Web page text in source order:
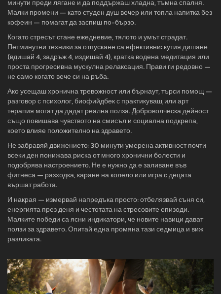
минути преди лягане и да поддържаш хладна, тъмна спалня.
Малки промени — като студен душ вечер или топла напитка без
кофеин — помагат да заспиш по-бързо.
Когато стресът стане ежедневие, тялото и умът страдат.
Петминутни техники за отпускане са ефективни: кутия дишане
(вдишай 4, задръж 4, издишай 4), кратка водена медитация или
проста прогресивна мускулна релаксация. Прави ги редовно —
не само когато вече си на ръба.
Ако усещаш хронична тревожност или бърнаут, търси помощ —
разговор с психолог, биофийдбек с практикуващ или арт
терапия могат да дадат реална полза. Доброволческа дейност
също повишава чувството на смисъл и социална подкрепа,
което влияе положително на здравето.
Не забравяй движението: 30 минути умерена активност почти
всеки ден понижава риска от много хронични болести и
подобрява настроението. Не е нужно да е заливане във
фитнеса — разходка, каране на колело или игра с децата
вършат работа.
И накрая — измервай напредъка просто: отбелязвай съня си,
енергията през деня и честотата на стресовите епизоди.
Малките победи са ясни индикатори, че новите навици дават
ползи за здравето. Опитай една промяна тази седмица и виж
разликата.